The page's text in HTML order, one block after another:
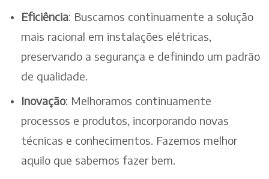
Eficiência: Buscamos continuamente a solução
mais racional em instalações elétricas,
preservando a segurança e definindo um padrão
de qualidade.
Inovação: Melhoramos continuamente
processos e produtos, incorporando novas
técnicas e conhecimentos. Fazemos melhor
aquilo que sabemos fazer bem.